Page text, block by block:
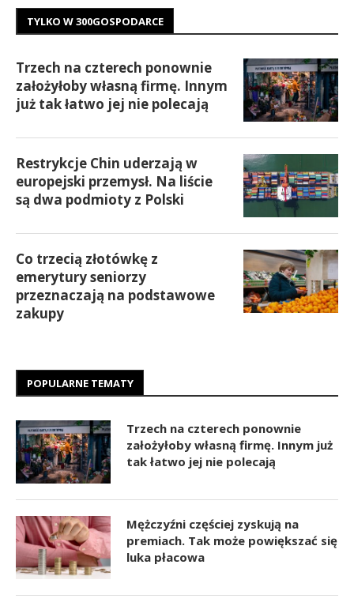
TYLKO W 300GOSPODARCE
Trzech na czterech ponownie
założyłoby własną firmę. Innym
już tak łatwo jej nie polecają
Restrykcje Chin uderzają w
europejski przemysł. Na liście
są dwa podmioty z Polski
Co trzecią złotówkę z
emerytury seniorzy
przeznaczają na podstawowe
zakupy
POPULARNE TEMATY
Trzech na czterech ponownie
założyłoby własną firmę. Innym już
tak łatwo jej nie polecają
Mężczyźni częściej zyskują na
premiach. Tak może powiększać się
luka płacowa